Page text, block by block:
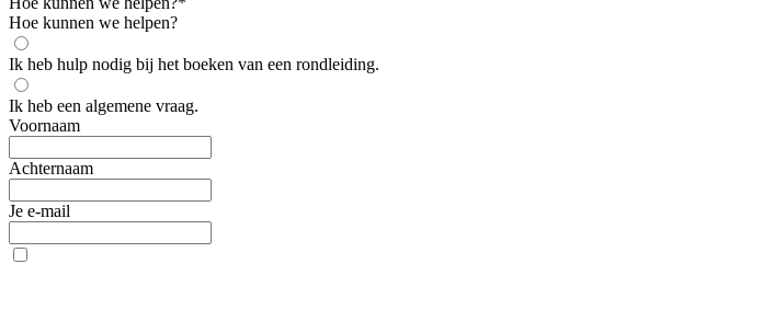
Hoe kunnen we helpen?
Ik heb hulp nodig bij het boeken van een rondleiding.
Ik heb een algemene vraag.
Voornaam
Achternaam
Je e-mail